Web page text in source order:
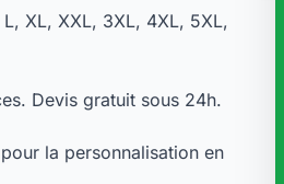
L, XL, XXL, 3XL, 4XL, 5XL,
Devis gratuit sous 24h.
pour la personnalisation en